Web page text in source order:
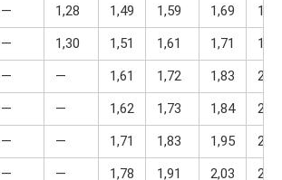
— 1,28 1,49 1,59 1,69
1,90
— 1,30 1,51 1,61 1,71
1,92
— — 1,61 1,72 1,83
2,05
— — 1,62 1,73 1,84
2,06
— — 1,71 1,83 1,95
2,18
— — 1,78 1,91 2,03
2,27